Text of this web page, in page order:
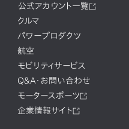
公式アカウント一覧
クルマ
パワープロダクツ
航空
モビリティサービス
Q&A・お問い合わせ
モータースポーツ
企業情報サイト